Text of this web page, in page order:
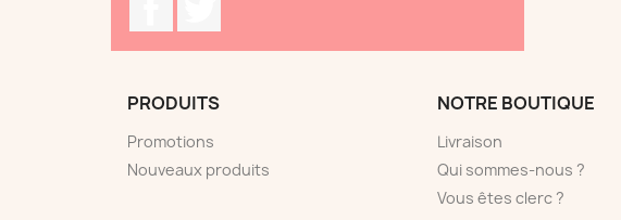
PRODUITS
Promotions
Nouveaux produits
NOTRE BOUTIQUE
Livraison
Qui sommes-nous ?
Vous êtes clerc ?